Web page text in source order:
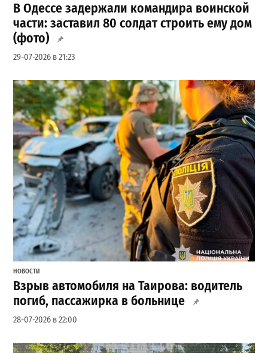
В Одессе задержали командира воинской
части: заставил 80 солдат строить ему дом
(фото)
29-07-2026 в 21:23
НОВОСТИ
Взрыв автомобиля на Таирова: водитель
погиб, пассажирка в больнице
28-07-2026 в 22:00